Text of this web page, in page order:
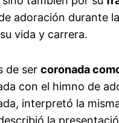
adoración durante
vida y carrera.
de ser coronada
con el himno de
interpretó la
la